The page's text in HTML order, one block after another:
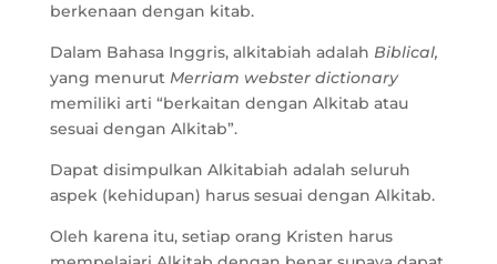
berkenaan dengan kitab.
Dalam Bahasa Inggris, alkitabiah adalah Biblical,
yang menurut Merriam webster dictionary
memiliki arti “berkaitan dengan Alkitab atau
sesuai dengan Alkitab”.
Dapat disimpulkan Alkitabiah adalah seluruh
aspek (kehidupan) harus sesuai dengan Alkitab.
Oleh karena itu, setiap orang Kristen harus